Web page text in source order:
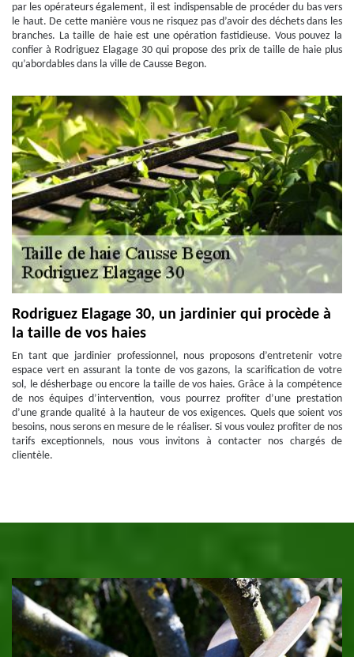
par les opérateurs également, il est indispensable de procéder du bas vers
le haut. De cette manière vous ne risquez pas d’avoir des déchets dans les
branches. La taille de haie est une opération fastidieuse. Vous pouvez la
confier à Rodriguez Elagage 30 qui propose des prix de taille de haie plus
qu’abordables dans la ville de Causse Begon.
Rodriguez Elagage 30, un jardinier qui procède à
la taille de vos haies
En tant que jardinier professionnel, nous proposons d’entretenir votre
espace vert en assurant la tonte de vos gazons, la scarification de votre
sol, le désherbage ou encore la taille de vos haies. Grâce à la compétence
de nos équipes d’intervention, vous pourrez profiter d’une prestation
d’une grande qualité à la hauteur de vos exigences. Quels que soient vos
besoins, nous serons en mesure de le réaliser. Si vous voulez profiter de nos
tarifs exceptionnels, nous vous invitons à contacter nos chargés de
clientèle.